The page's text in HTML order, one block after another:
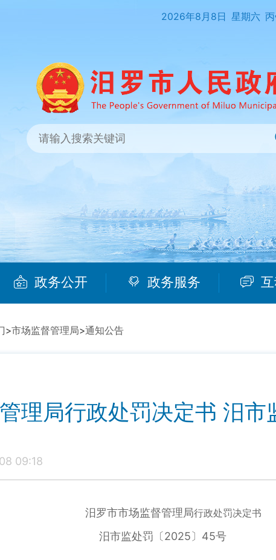
2026年8月8日 星期六
政务公开 政务服务
>市场监督管理局>通知公告
理局行政处罚决定书 汨
09:18
汨罗市市场监督管理局行政处罚决定书
汨市监处罚〔2025〕45号